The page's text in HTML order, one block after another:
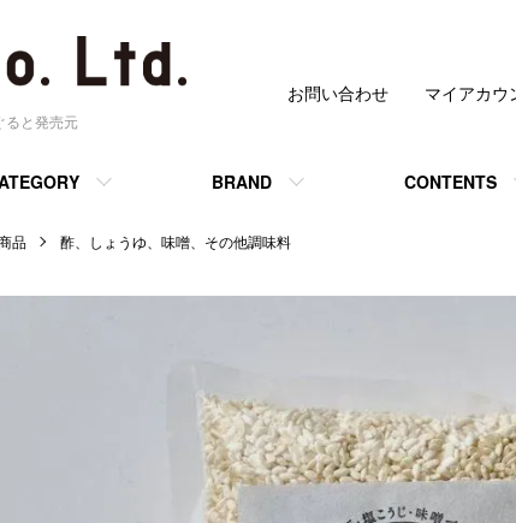
と発売元
BRAND CONTENTS
お問い合わせ マイアカウ
品 酢、しょうゆ、味噌、その他調味料